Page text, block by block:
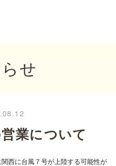
せ
業について
西に台風７号が上陸する可能性が